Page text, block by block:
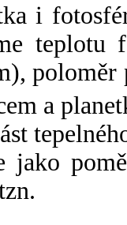
i
a
jako